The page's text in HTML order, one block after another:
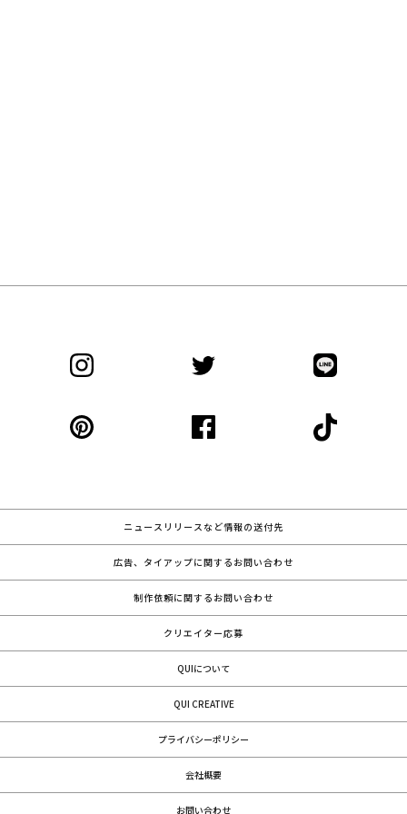
ニュースリリースなど情報の送付先
広告、タイアップに関するお問い合わせ
制作依頼に関するお問い合わせ
クリエイター応募
QUIについて
QUI CREATIVE
プライバシーポリシー
会社概要
お問い合わせ